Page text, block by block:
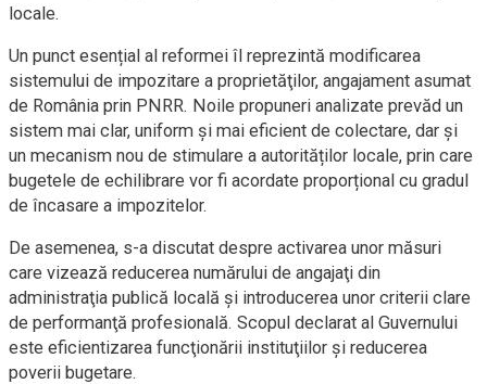
locale.
Un punct esențial al reformei îl reprezintă modificarea
sistemului de impozitare a proprietăţilor, angajament asumat
de România prin PNRR. Noile propuneri analizate prevăd un
sistem mai clar, uniform și mai eficient de colectare, dar și
un mecanism nou de stimulare a autorităților locale, prin care
bugetele de echilibrare vor fi acordate proporțional cu gradul
de încasare a impozitelor.
De asemenea, s-a discutat despre activarea unor măsuri
care vizează reducerea numărului de angajaţi din
administraţia publică locală și introducerea unor criterii clare
de performanţă profesională. Scopul declarat al Guvernului
este eficientizarea funcţionării instituţiilor și reducerea
poverii bugetare.